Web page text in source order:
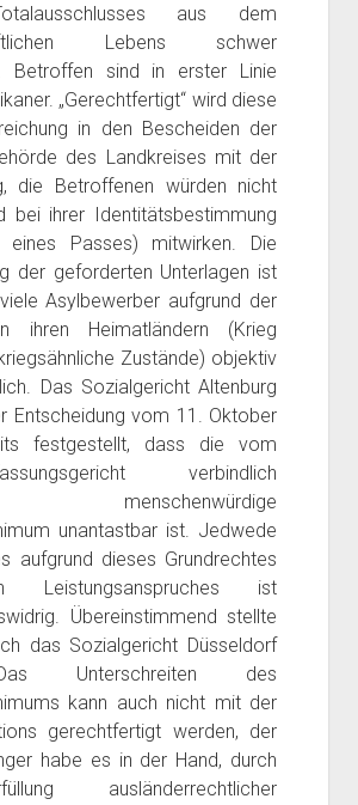
aus dem
Lebens schwer
Betroffen sind in erster Linie
„Gerechtfertigt“ wird diese
in den Bescheiden der
des Landkreises mit der
die Betroffenen würden nicht
bei ihrer Identitätsbestimmung
eines Passes) mitwirken. Die
der geforderten Unterlagen ist
Asylbewerber aufgrund der
ihren Heimatländern (Krieg
Zustände) objektiv
Das Sozialgericht Altenburg
Entscheidung vom 11. Oktober
festgestellt, dass die vom
verbindlich
menschenwürdige
unantastbar ist. Jedwede
aufgrund dieses Grundrechtes
Leistungsanspruches ist
Übereinstimmend stellte
das Sozialgericht Düsseldorf
Unterschreiten des
kann auch nicht mit der
gerechtfertigt werden, der
habe es in der Hand, durch
ausländerrechtlicher